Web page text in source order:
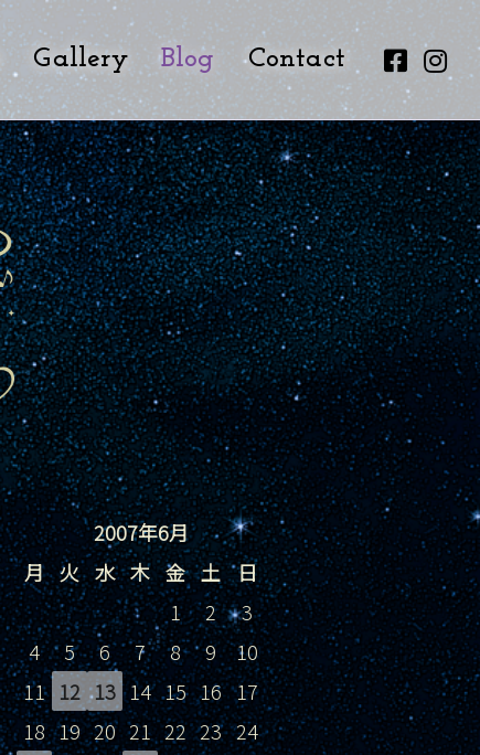
Gallery Blog Contact
2007年6月
月 火 水 木 金 土 日
1
2
3
4
5 6 7 8 9
10
11 12 13 14 15 16 17
18 19 20 21 22 23 24